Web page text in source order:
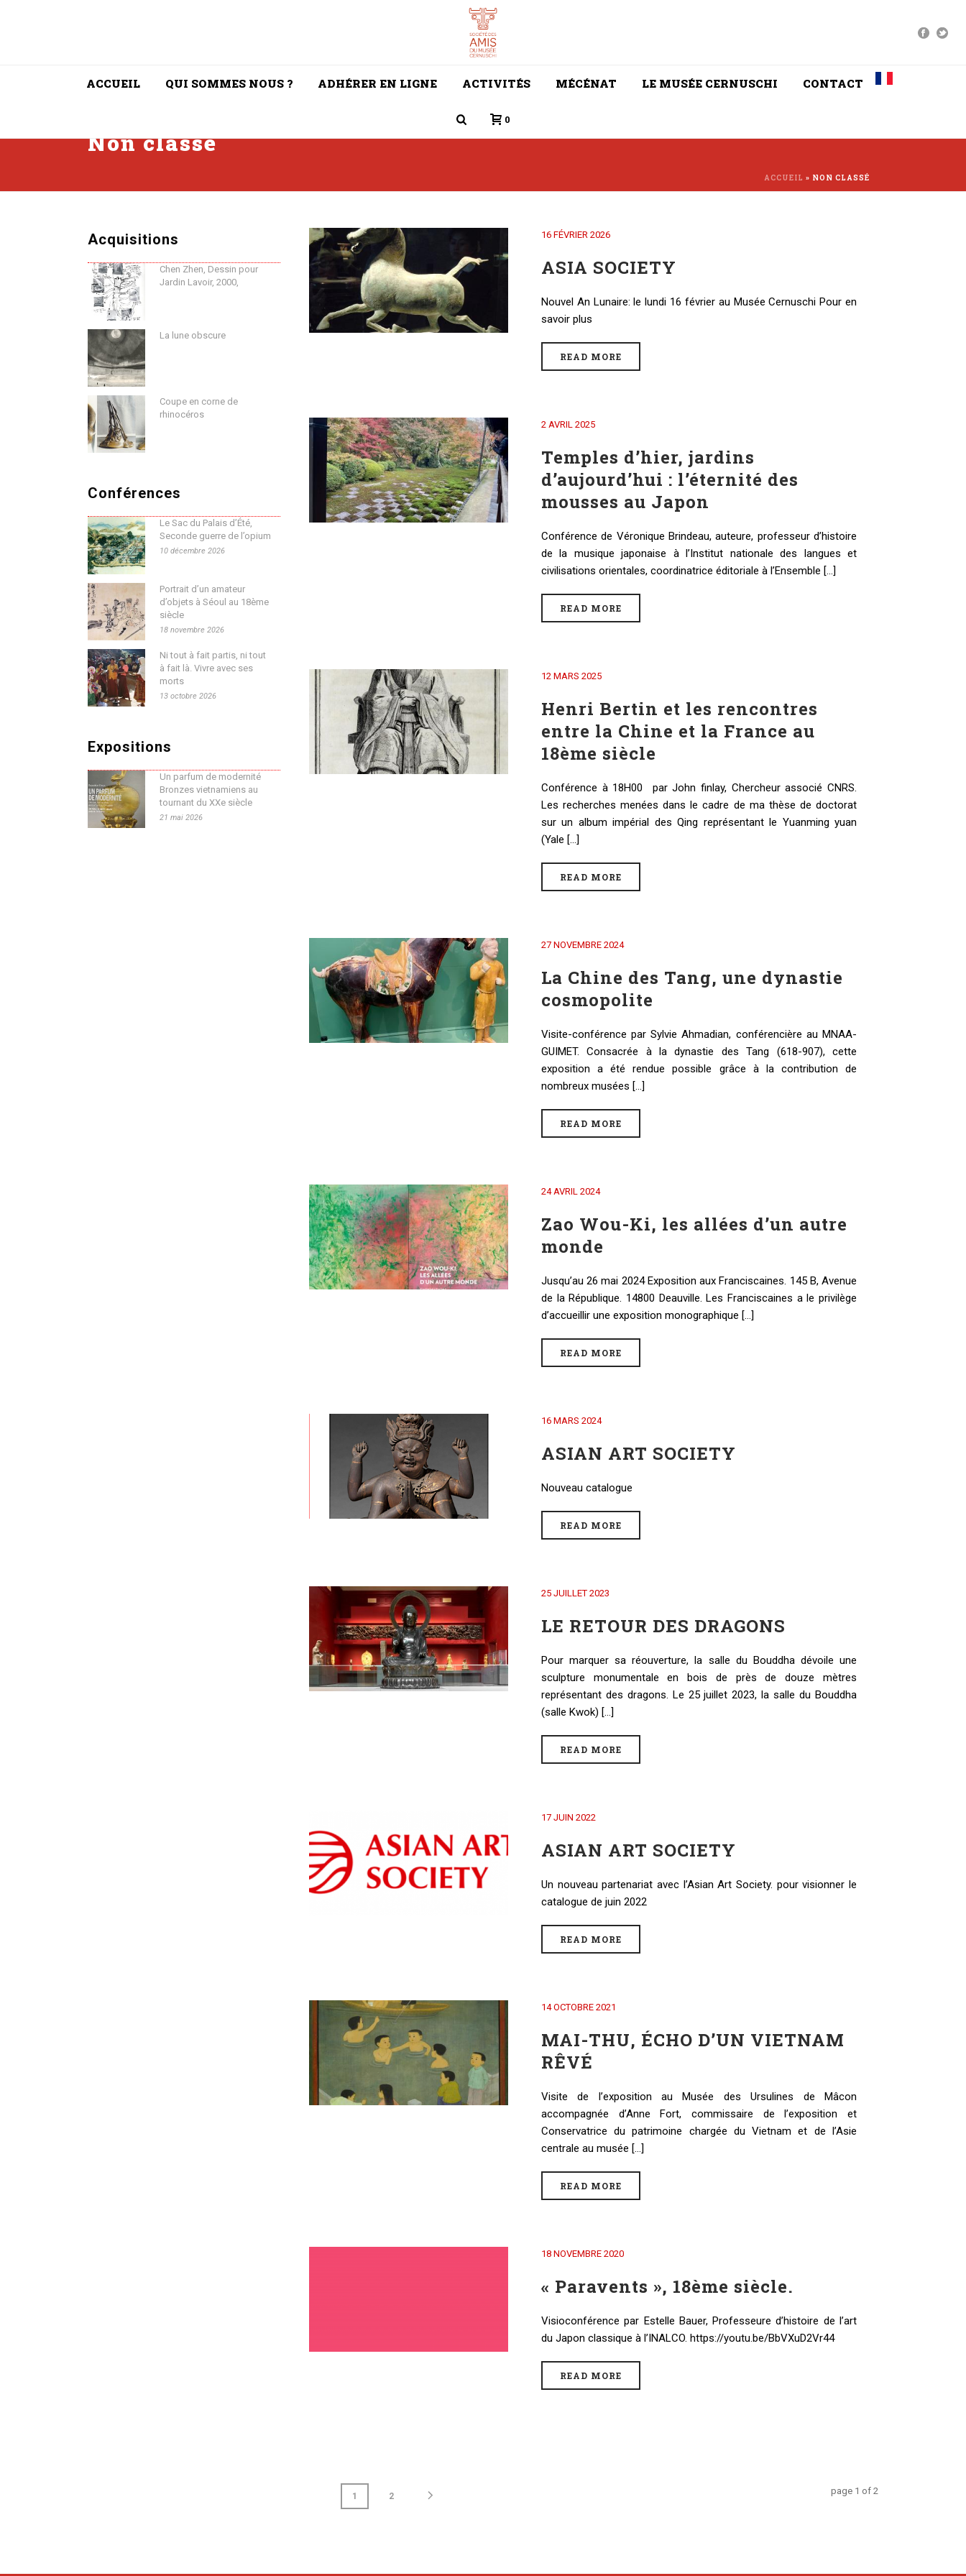
ACCUEIL QUI SOMMES NOUS ? ADHÉRER EN LIGNE ACTIVITÉS MÉCÉNAT LE MUSÉE CERNUSCHI CONTACT
0
Non classé
ACCUEIL » NON CLASSÉ
16 FÉVRIER 2026
ASIA SOCIETY
Nouvel An Lunaire: le lundi 16 février au Musée Cernuschi Pour en
savoir plus
READ MORE
2 AVRIL 2025
Temples d’hier, jardins
d’aujourd’hui : l’éternité des
mousses au Japon
Conférence de Véronique Brindeau, auteure, professeur d’histoire
de la musique japonaise à l’Institut nationale des langues et
civilisations orientales, coordinatrice éditoriale à l’Ensemble [...]
READ MORE
12 MARS 2025
Henri Bertin et les rencontres
entre la Chine et la France au
18ème siècle
Conférence à 18H00 par John finlay, Chercheur associé CNRS.
Les recherches menées dans le cadre de ma thèse de doctorat
sur un album impérial des Qing représentant le Yuanming yuan
(Yale [...]
READ MORE
27 NOVEMBRE 2024
La Chine des Tang, une dynastie
cosmopolite
Visite-conférence par Sylvie Ahmadian, conférencière au MNAA-
GUIMET. Consacrée à la dynastie des Tang (618-907), cette
exposition a été rendue possible grâce à la contribution de
nombreux musées [...]
READ MORE
24 AVRIL 2024
Zao Wou-Ki, les allées d’un autre
monde
Jusqu’au 26 mai 2024 Exposition aux Franciscaines. 145 B, Avenue
de la République. 14800 Deauville. Les Franciscaines a le privilège
d’accueillir une exposition monographique [...]
READ MORE
16 MARS 2024
ASIAN ART SOCIETY
Nouveau catalogue
READ MORE
25 JUILLET 2023
LE RETOUR DES DRAGONS
Pour marquer sa réouverture, la salle du Bouddha dévoile une
sculpture monumentale en bois de près de douze mètres
représentant des dragons. Le 25 juillet 2023, la salle du Bouddha
(salle Kwok) [...]
READ MORE
17 JUIN 2022
ASIAN ART SOCIETY
Un nouveau partenariat avec l’Asian Art Society. pour visionner le
catalogue de juin 2022
READ MORE
14 OCTOBRE 2021
MAI-THU, ÉCHO D’UN VIETNAM
RÊVÉ
Visite de l’exposition au Musée des Ursulines de Mâcon
accompagnée d’Anne Fort, commissaire de l’exposition et
Conservatrice du patrimoine chargée du Vietnam et de l’Asie
centrale au musée [...]
READ MORE
18 NOVEMBRE 2020
« Paravents », 18ème siècle.
Visioconférence par Estelle Bauer, Professeure d’histoire de l’art
du Japon classique à l’INALCO. https://youtu.be/BbVXuD2Vr44
READ MORE
1 2 page 1 of 2
Acquisitions
Chen Zhen, Dessin pour
Jardin Lavoir, 2000,
La lune obscure
Coupe en corne de
rhinocéros
Conférences
Le Sac du Palais d’Été,
Seconde guerre de l’opium
10 décembre 2026
Portrait d’un amateur
d’objets à Séoul au 18ème
siècle
18 novembre 2026
Ni tout à fait partis, ni tout
à fait là. Vivre avec ses
morts
13 octobre 2026
Expositions
Un parfum de modernité
Bronzes vietnamiens au
tournant du XXe siècle
21 mai 2026